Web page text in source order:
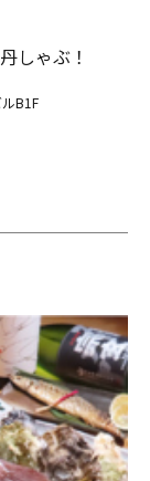
しゃぶ！
B1F